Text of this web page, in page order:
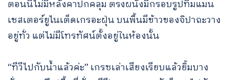
ตอนนี้ไม่มีหลังคาปกคลุม ตรงผนังมีกรอบรูปทีมแมน
เชสเตอร์ยูไนเต็ดเกรอะฝุ่น บนพื้นมีข้าวของจิปาถะวาง
อยู่ทั่ว แต่ไม่มีโทรทัศน์ตั้งอยู่ในห้องนั้น
“ทีวีไปกับน้ำแล้วค่ะ” เกรซเล่าเสียงเรียบแล้วยิ้มบาง